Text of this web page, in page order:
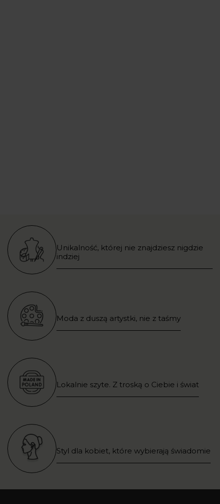
Unikalność, której nie znajdziesz nigdzie
indziej
Moda z duszą artystki, nie z taśmy
Lokalnie szyte. Z troską o Ciebie i świat
Styl dla kobiet, które wybierają świadomie